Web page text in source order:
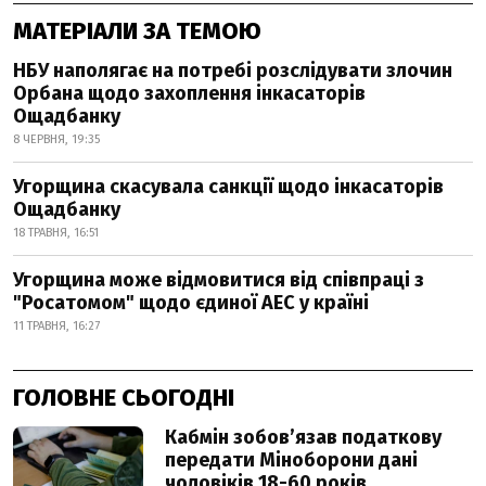
МАТЕРІАЛИ ЗА ТЕМОЮ
НБУ наполягає на потребі розслідувати злочин
Орбана щодо захоплення інкасаторів
Ощадбанку
8 ЧЕРВНЯ, 19:35
Угорщина скасувала санкції щодо інкасаторів
Ощадбанку
18 ТРАВНЯ, 16:51
Угорщина може відмовитися від співпраці з
"Росатомом" щодо єдиної АЕС у країні
11 ТРАВНЯ, 16:27
ГОЛОВНЕ СЬОГОДНІ
Кабмін зобовʼязав податкову
передати Міноборони дані